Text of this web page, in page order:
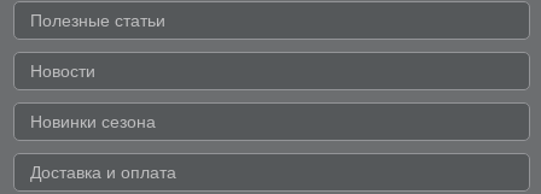
Полезные статьи
Новости
Новинки сезона
Доставка и оплата